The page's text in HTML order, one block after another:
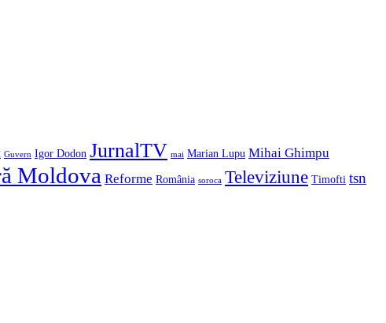
Guvern Igor Dodon JurnalTV mai Marian Lupu Mihai Ghimpu
Moldova Reforme România soroca Televiziune Timofti tsn